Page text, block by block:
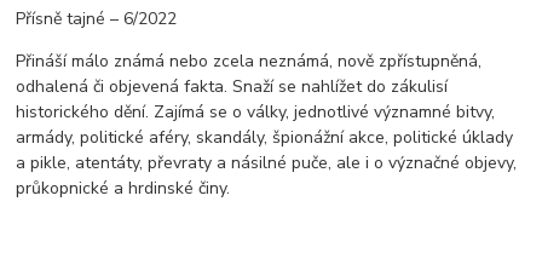
Přísně tajné – 6/2022
Přináší málo známá nebo zcela neznámá, nově zpřístupněná,
odhalená či objevená fakta. Snaží se nahlížet do zákulisí
historického dění. Zajímá se o války, jednotlivé významné bitvy,
armády, politické aféry, skandály, špionážní akce, politické úklady
a pikle, atentáty, převraty a násilné puče, ale i o význačné objevy,
průkopnické a hrdinské činy.